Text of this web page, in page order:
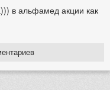
в альфамед акции как